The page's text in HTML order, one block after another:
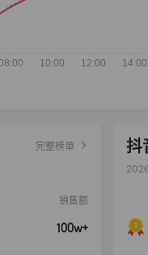
完整榜单
销售额
100w+
抖